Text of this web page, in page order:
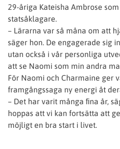
29-åriga Kateisha Ambrose
statsåklagare.
– Lärarna var så måna om att
säger hon. De engagerade sig
utan också i vår personliga
att se Naomi som min andra
För Naomi och Charmaine ger
framgångssaga ny energi åt
– Det har varit många ﬁna år,
hoppas att vi kan fortsätta att
möjligt en bra start i livet.